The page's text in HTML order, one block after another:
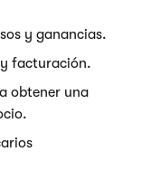
y ganancias.
facturación.
obtener una